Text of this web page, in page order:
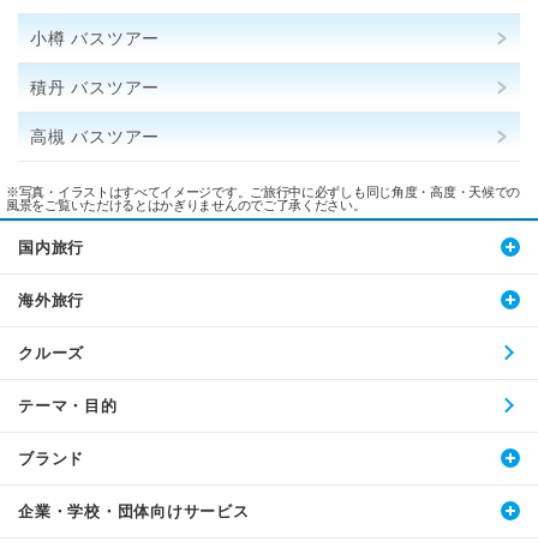
小樽 バスツアー
積丹 バスツアー
高槻 バスツアー
※写真・イラストはすべてイメージです。ご旅行中に必ずしも同じ角度・高度・天候での
風景をご覧いただけるとはかぎりませんのでご了承ください。
国内旅行
海外旅行
クルーズ
テーマ・目的
ブランド
企業・学校・団体向けサービス